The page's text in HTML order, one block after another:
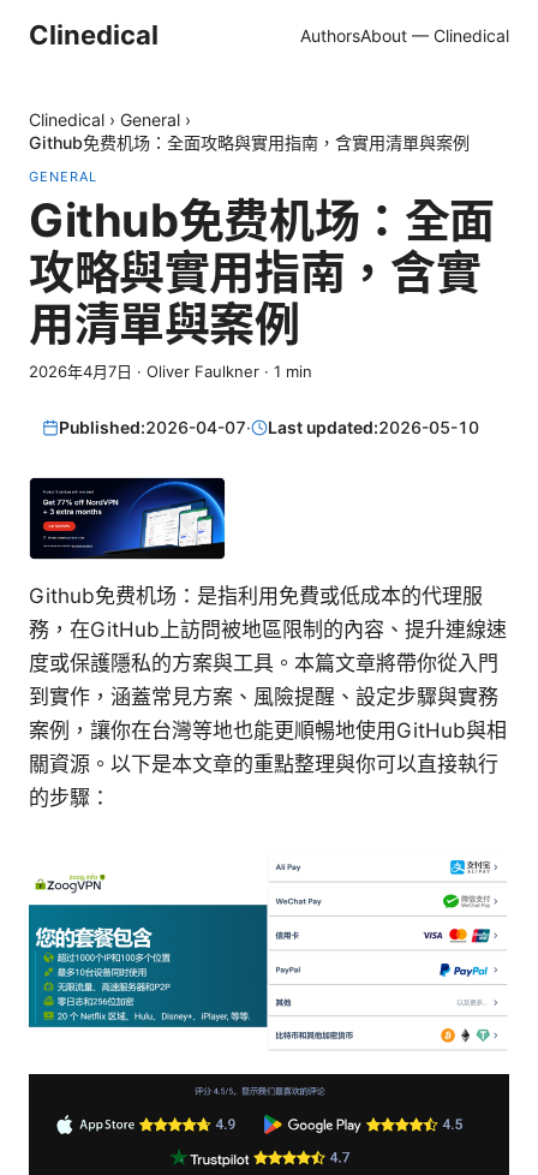
Clinedical AuthorsAbout — Clinedical
Clinedical › General ›
Github免费机场：全面攻略與實用指南，含實用清單與案例
GENERAL
Github免费机场：全面
攻略與實用指南，含實
用清單與案例
2026年4月7日 · Oliver Faulkner · 1 min
Published:2026-04-07· Last updated:2026-05-10
Github免费机场：是指利用免費或低成本的代理服
務，在GitHub上訪問被地區限制的內容、提升連線速
度或保護隱私的方案與工具。本篇文章將帶你從入門
到實作，涵蓋常見方案、風險提醒、設定步驟與實務
案例，讓你在台灣等地也能更順暢地使用GitHub與相
關資源。以下是本文章的重點整理與你可以直接執行
的步驟：